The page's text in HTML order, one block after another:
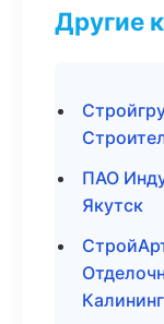
Другие
ПАО
Якутск